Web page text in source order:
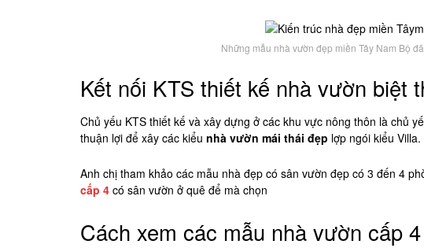
Những mẫu nhà vườn đẹp miền Tây Nam Bộ
Kết nối KTS thiết kế nhà vườn biệt
Chủ yếu KTS thiết kế và xây dựng ở các khu vực nông thôn là chủ
thuận lợi để xây các kiểu nhà vườn mái thái đẹp lợp ngói kiểu Villa.
Anh chị tham khảo các mẫu nhà đẹp có sân vườn đẹp có 3 đến 4
cấp 4 có sân vườn ở quê để mà chọn
Cách xem các mẫu nhà vườn cấp